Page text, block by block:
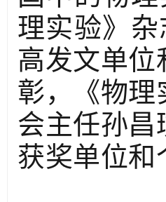
理实验》
高发文单
彰，《物理
会主任孙
获奖单位和